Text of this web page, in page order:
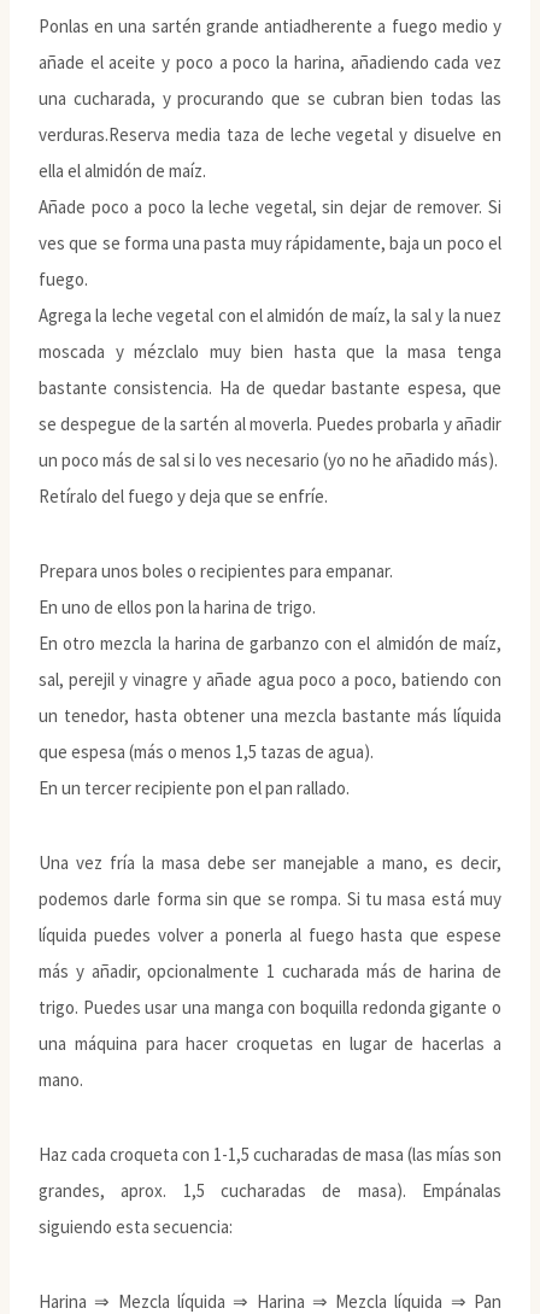
Ponlas en una sartén grande antiadherente a fuego medio y
añade el aceite y poco a poco la harina, añadiendo cada vez
una cucharada, y procurando que se cubran bien todas las
verduras.Reserva media taza de leche vegetal y disuelve en
ella el almidón de maíz.
Añade poco a poco la leche vegetal, sin dejar de remover. Si
ves que se forma una pasta muy rápidamente, baja un poco el
fuego.
Agrega la leche vegetal con el almidón de maíz, la sal y la nuez
moscada y mézclalo muy bien hasta que la masa tenga
bastante consistencia. Ha de quedar bastante espesa, que
se despegue de la sartén al moverla. Puedes probarla y añadir
un poco más de sal si lo ves necesario (yo no he añadido más).
Retíralo del fuego y deja que se enfríe.
Prepara unos boles o recipientes para empanar.
En uno de ellos pon la harina de trigo.
En otro mezcla la harina de garbanzo con el almidón de maíz,
sal, perejil y vinagre y añade agua poco a poco, batiendo con
un tenedor, hasta obtener una mezcla bastante más líquida
que espesa (más o menos 1,5 tazas de agua).
En un tercer recipiente pon el pan rallado.
Una vez fría la masa debe ser manejable a mano, es decir,
podemos darle forma sin que se rompa. Si tu masa está muy
líquida puedes volver a ponerla al fuego hasta que espese
más y añadir, opcionalmente 1 cucharada más de harina de
trigo. Puedes usar una manga con boquilla redonda gigante o
una máquina para hacer croquetas en lugar de hacerlas a
mano.
Haz cada croqueta con 1-1,5 cucharadas de masa (las mías son
grandes, aprox. 1,5 cucharadas de masa). Empánalas
siguiendo esta secuencia:
Harina ⇒ Mezcla líquida ⇒ Harina ⇒ Mezcla líquida ⇒ Pan